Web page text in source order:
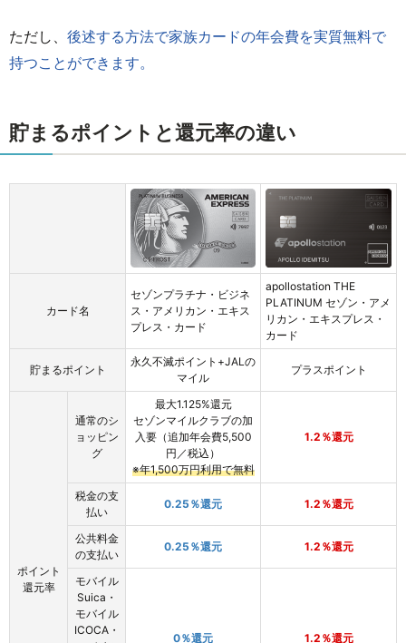
ただし、 後述する方法で家族カードの年会費を実質無料で
持つことができます。
貯まるポイントと還元率の違い
カード名
セゾンプラチナ・ビジネ
ス・アメリカン・エキス
プレス・カード
apollostation THE
PLATINUM セゾン・アメ
リカン・エキスプレス・
カード
貯まるポイント
永久不滅ポイント+JALの
マイル
プラスポイント
ポイント
還元率
通常のシ
ョッピン
グ
最大1.125%還元
セゾンマイルクラブの加
入要（追加年会費5,500
円／税込）
※年1,500万円利用で無料
1.2％還元
税金の支
払い
0.25％還元 1.2％還元
公共料金
の支払い
0.25％還元 1.2％還元
モバイル
Suica・
モバイル
ICOCA・
0％還元 1.2％還元